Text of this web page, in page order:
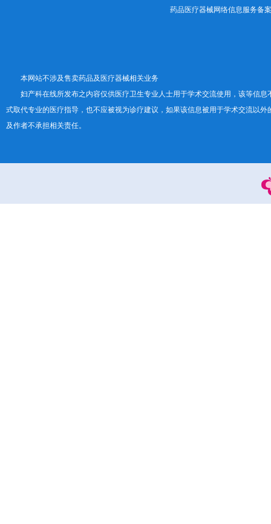
药品医疗器械网络信息服务备
本网站不涉及售卖药品及医疗器械相关业务
妇产科在线所发布之内容仅供医疗卫生专业人士用于学术交流使用，该等信息
式取代专业的医疗指导，也不应被视为诊疗建议，如果该信息被用于学术交流以外
及作者不承担相关责任。